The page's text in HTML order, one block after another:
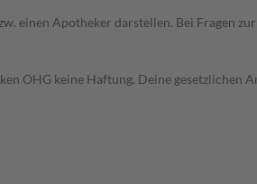
einen Apotheker darstellen. Bei Fragen
OHG keine Haftung. Deine gesetzlichen